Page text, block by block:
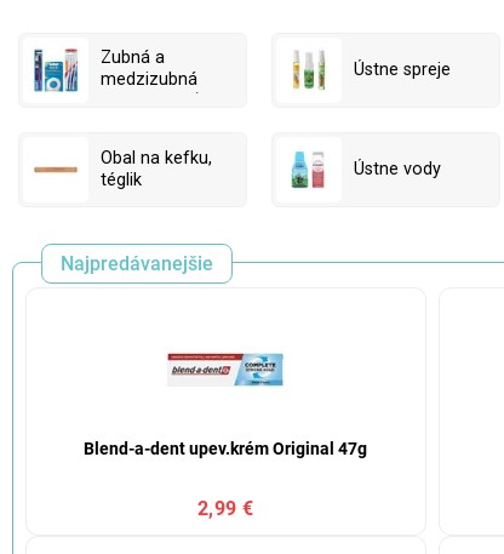
Zubná a
medzizubná
Ústne spreje
Obal na kefku,
téglik
Ústne vody
Najpredávanejšie
Blend-a-dent upev.krém Original 47g
2,99 €